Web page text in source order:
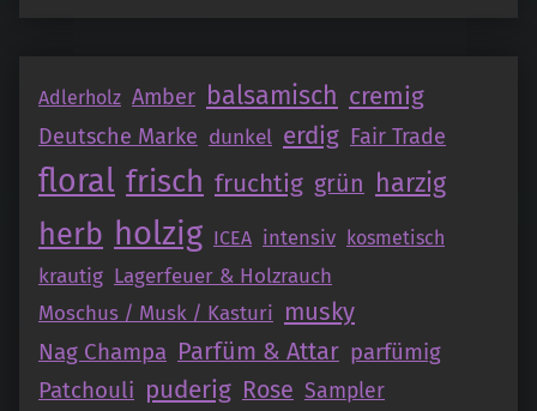
Adlerholz Amber balsamisch cremig
Deutsche Marke dunkel erdig Fair Trade
floral frisch fruchtig grün harzig
herb holzig ICEA intensiv kosmetisch
krautig Lagerfeuer & Holzrauch
Moschus / Musk / Kasturi musky
Nag Champa Parfüm & Attar parfümig
Patchouli puderig Rose Sampler